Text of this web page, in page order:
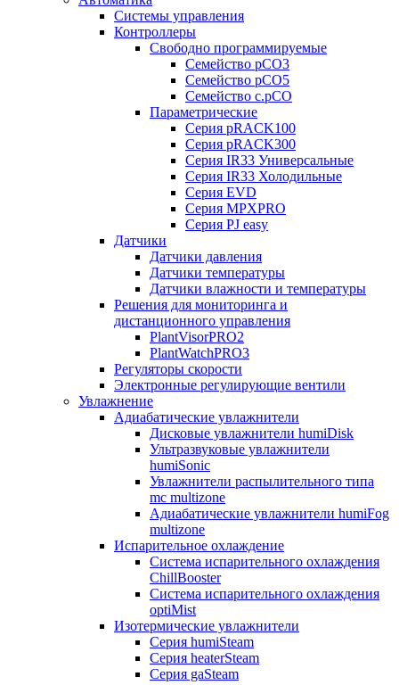
Системы управления
Контроллеры
Свободно программируемые
Семейство pCO3
Семейство pCO5
Семейство c.pCO
Параметрические
Серия pRACK100
Серия pRACK300
Серия IR33 Универсальные
Серия IR33 Холодильные
Серия EVD
Серия MPXPRO
Серия PJ easy
Датчики
Датчики давления
Датчики температуры
Датчики влажности и температуры
Решения для мониторинга и
дистанционного управления
PlantVisorPRO2
PlantWatchPRO3
Регуляторы скорости
Электронные регулирующие вентили
Увлажнение
Адиабатические увлажнители
Дисковые увлажнители humiDisk
Ультразвуковые увлажнители
humiSonic
Увлажнители распылительного типа
mc multizone
Адиабатические увлажнители humiFog
multizone
Испарительное охлаждение
Система испарительного охлаждения
ChillBooster
Система испарительного охлаждения
optiMist
Изотермические увлажнители
Серия humiSteam
Серия heaterSteam
Серия gaSteam